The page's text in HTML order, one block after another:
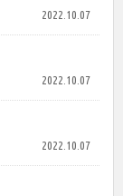
2022.10.07
2022.10.07
2022.10.07